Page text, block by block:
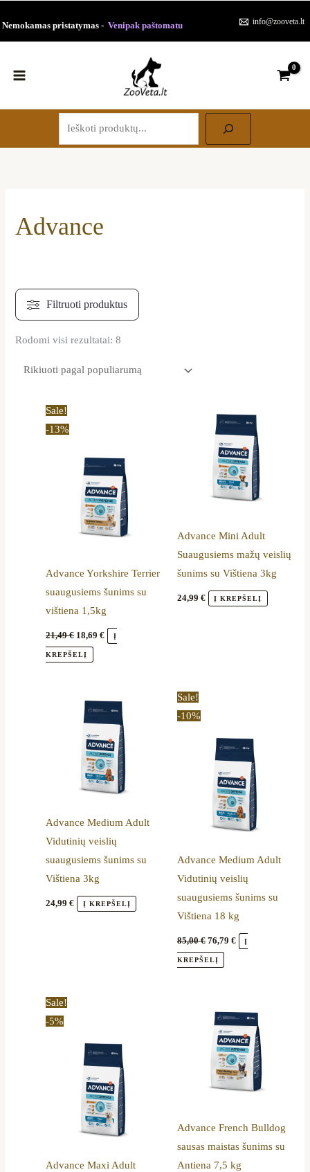
prie
Nemokamas pristatymas - Venipak paštomatu info@zooveta.lt
Advance
Rodomi visi rezultatai: 8
pagal
Sale!
-13%
Advance Yorkshire Terrier
suaugusiems šunims su
vištiena 1,5kg
21,49€ 18,69€ Į
KREPŠELĮ
Advance Mini Adult
Suaugusiems mažų veislių
šunims su Vištiena 3kg
24,99 € Į KREPŠELĮ
Advance Medium Adult
Vidutinių veislių
suaugusiems šunims su
Vištiena 3kg
24,99€ Į KREPŠELĮ
Sale!
-10%
Advance Medium Adult
Vidutinių veislių
suaugusiems šunims su
Vištiena 18 kg
85,00€ 76,79 € Į
KREPŠELĮ
Sale!
-5%
Advance Maxi Adult
Advance French Bulldog
sausas maistas šunims su
Antiena 7,5 kg